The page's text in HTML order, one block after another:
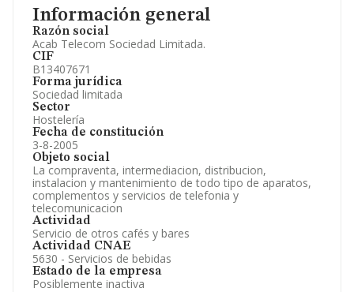
Información general
Razón social
Acab Telecom Sociedad Limitada.
CIF
B13407671
Forma jurídica
Sociedad limitada
Sector
Hostelería
Fecha de constitución
3-8-2005
Objeto social
La compraventa, intermediacion, distribucion,
instalacion y mantenimiento de todo tipo de aparatos,
complementos y servicios de telefonia y
telecomunicacion
Actividad
Servicio de otros cafés y bares
Actividad CNAE
5630 - Servicios de bebidas
Estado de la empresa
Posiblemente inactiva
Información oficial y registral complementaria.